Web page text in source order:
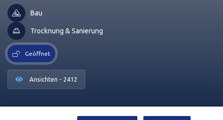
Bau
Trocknung & Sanierung
Geöffnet
Ansichten - 2412